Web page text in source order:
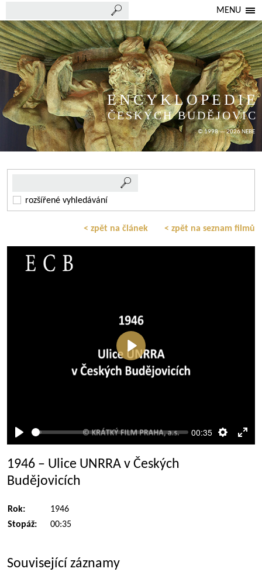
MENU
ENCYKLOPEDIE
ČESKÝCH BUDĚJOVIC
© 1998 — 2026 NEBE
rozšířené vyhledávání
< zpět na článek < zpět na seznam filmů
Přehrát
00:35
Přehrát
1946 – Ulice UNRRA v Českých
Budějovicích
Rok:
1946
Stopáž:
00:35
Související záznamy